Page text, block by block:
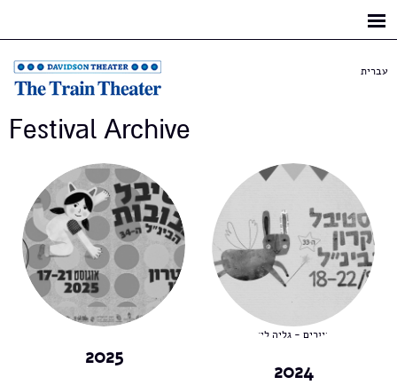
עברית
Festival Archive
2025
איורים - גליה לוז
2024